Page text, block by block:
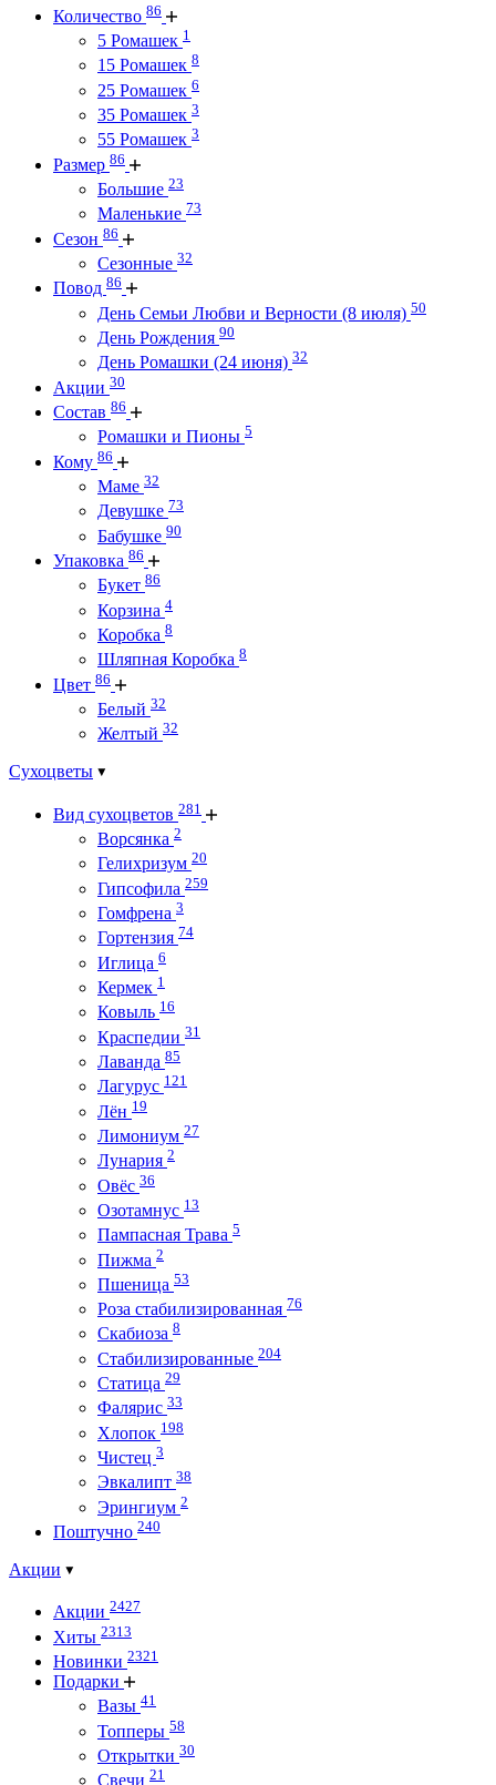
Количество 86
5 Ромашек 1
15 Ромашек 8
25 Ромашек 6
35 Ромашек 3
55 Ромашек 3
Размер 86
Большие 23
Маленькие 73
Сезон 86
Сезонные 32
Повод 86
День Семьи Любви и Верности (8 июля) 50
День Рождения 90
День Ромашки (24 июня) 32
Акции 30
Состав 86
Ромашки и Пионы 5
Кому 86
Маме 32
Девушке 73
Бабушке 90
Упаковка 86
Букет 86
Корзина 4
Коробка 8
Шляпная Коробка 8
Цвет 86
Белый 32
Желтый 32
Сухоцветы
Вид сухоцветов 281
Ворсянка 2
Гелихризум 20
Гипсофила 259
Гомфрена 3
Гортензия 74
Иглица 6
Кермек 1
Ковыль 16
Краспедии 31
Лаванда 85
Лагурус 121
Лён 19
Лимониум 27
Лунария 2
Овёс 36
Озотамнус 13
Пампасная Трава 5
Пижма 2
Пшеница 53
Роза стабилизированная 76
Скабиоза 8
Стабилизированные 204
Статица 29
Фалярис 33
Хлопок 198
Чистец 3
Эвкалипт 38
Эрингиум 2
Поштучно 240
Акции
Акции 2427
Хиты 2313
Новинки 2321
Подарки
Вазы 41
Топперы 58
Открытки 30
Свечи 21